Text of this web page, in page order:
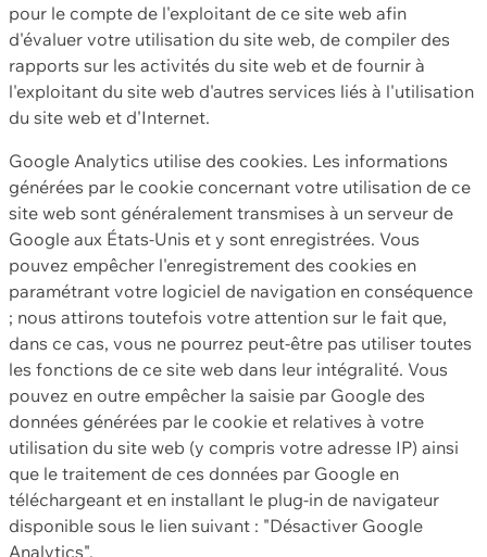
pour le compte de l'exploitant de ce site web afin
d'évaluer votre utilisation du site web, de compiler des
rapports sur les activités du site web et de fournir à
l'exploitant du site web d'autres services liés à l'utilisation
du site web et d'Internet.
Google Analytics utilise des cookies. Les informations
générées par le cookie concernant votre utilisation de ce
site web sont généralement transmises à un serveur de
Google aux États-Unis et y sont enregistrées. Vous
pouvez empêcher l'enregistrement des cookies en
paramétrant votre logiciel de navigation en conséquence
; nous attirons toutefois votre attention sur le fait que,
dans ce cas, vous ne pourrez peut-être pas utiliser toutes
les fonctions de ce site web dans leur intégralité. Vous
pouvez en outre empêcher la saisie par Google des
données générées par le cookie et relatives à votre
utilisation du site web (y compris votre adresse IP) ainsi
que le traitement de ces données par Google en
téléchargeant et en installant le plug-in de navigateur
disponible sous le lien suivant : "Désactiver Google
Analytics".